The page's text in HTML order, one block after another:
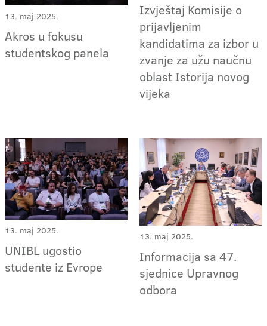
13. maj 2025.
Akros u fokusu
studentskog panela
Izvještaj Komisije o
prijavljenim
kandidatima za izbor u
zvanje za užu naučnu
oblast Istorija novog
vijeka
13. maj 2025.
UNIBL ugostio
studente iz Evrope
13. maj 2025.
Informacija sa 47.
sjednice Upravnog
odbora